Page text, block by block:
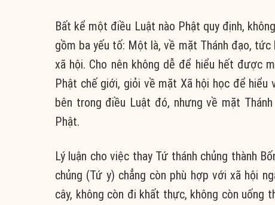
Bất kể một điều Luật nào Phật quy định,
gồm ba yếu tố: Một là, về mặt Thánh đạo,
xã hội. Cho nên không dễ để hiểu hết được
Phật chế giới, giỏi về mặt Xã hội học để hiểu
bên trong điều Luật đó, nhưng về mặt
Phật.
Lý luận cho việc thay Tứ thánh chủng thành
chủng (Tứ y) chẳng còn phù hợp với xã hội
cây, không còn đi khất thực, không còn uống